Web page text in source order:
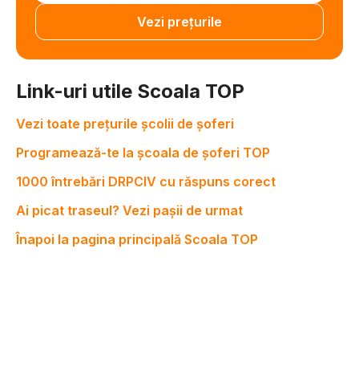
Vezi prețurile
Link-uri utile Scoala TOP
Vezi toate prețurile școlii de șoferi
Programează-te la școala de șoferi TOP
1000 întrebări DRPCIV cu răspuns corect
Ai picat traseul? Vezi pașii de urmat
Înapoi la pagina principală Scoala TOP